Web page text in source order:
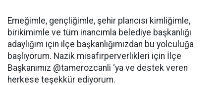
Emeğimle, gençliğimle, şehir plancısı kimliğimle,
birikimimle ve tüm inancımla belediye başkanlığı
adaylığım için ilçe başkanlığımızdan bu yolculuğa
başlıyorum. Nazik misafirperverlikleri için İlçe
Başkanımız @tamerozcanli ‘ya ve destek veren
herkese teşekkür ediyorum.